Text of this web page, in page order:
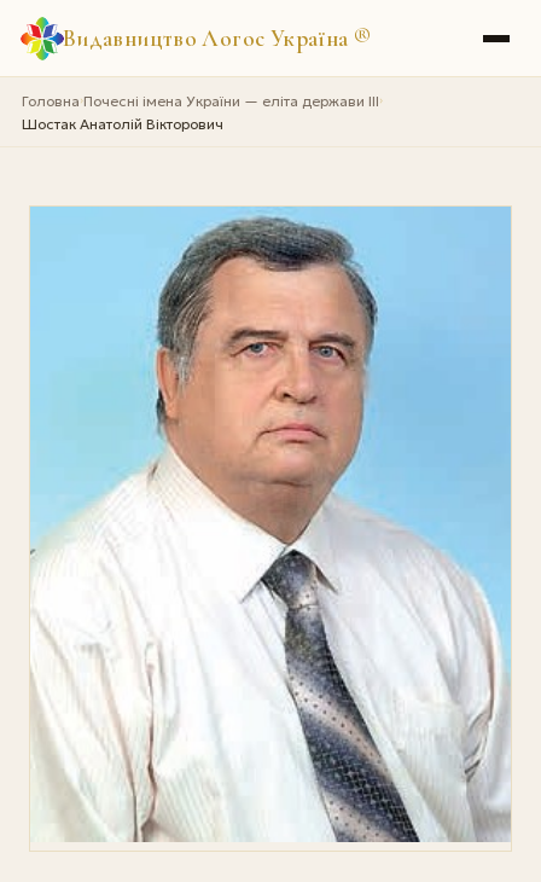
Видавництво Логос Україна ®
Головна›Почесні імена України — еліта держави III›
Шостак Анатолій Вікторович